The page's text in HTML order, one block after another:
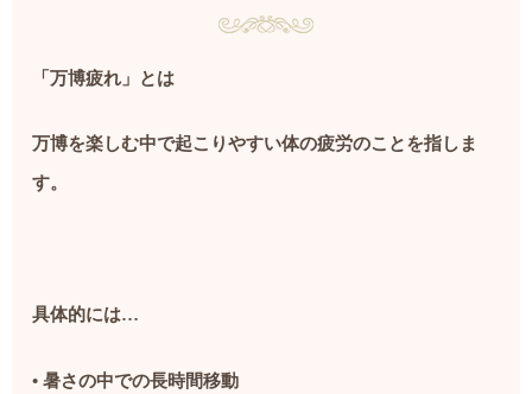
「万博疲れ」とは
万博を楽しむ中で起こりやすい体の疲労のことを指しま
す。
具体的には…
• 暑さの中での長時間移動